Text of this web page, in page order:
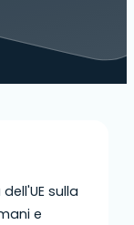
sulla
e